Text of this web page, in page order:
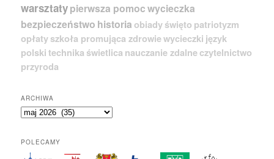
warsztatypierwsza pomocwycieczka
bezpieczeństwo historia obiadyświęto patriotyzm
opłatyszkoła promująca zdrowiewycieczki język
polskitechnika świetlica nauczanie zdalneczytelnictwo
przyroda
ARCHIWA
A
hPOLECAMY